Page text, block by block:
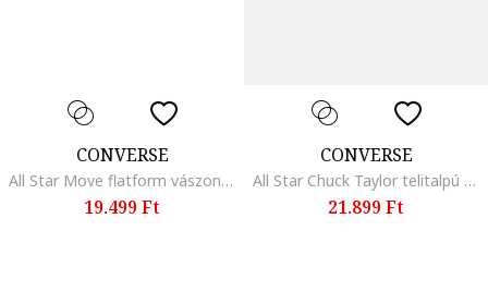
CONVERSE
All Star Move flatform vászoncipő, Fehér
19.499 Ft
CONVERSE
All Star Chuck Taylor telitalpú nyersbőr szandál, Sötétbézs
21.899 Ft